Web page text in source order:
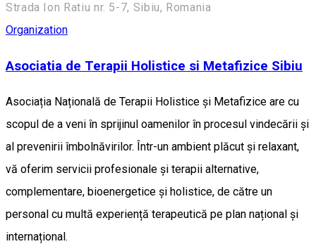
Strada Ion Ratiu nr. 5-7, Sibiu, Romania
Organization
Asociatia de Terapii Holistice si Metafizice Sibiu
Asociația Națională de Terapii Holistice și Metafizice are cu
scopul de a veni în sprijinul oamenilor în procesul vindecării și
al prevenirii îmbolnăvirilor. Într-un ambient plăcut și relaxant,
vă oferim servicii profesionale și terapii alternative,
complementare, bioenergetice și holistice, de către un
personal cu multă experiență terapeutică pe plan național și
internațional.